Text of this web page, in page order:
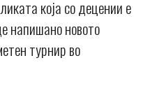
која со децении е
напишано новото
турнир во